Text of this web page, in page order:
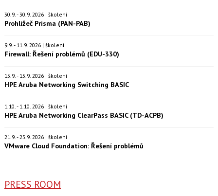
30.9. - 30.9. 2026 | školení
Prohlížeč Prisma (PAN-PAB)
9.9. - 11.9. 2026 | školení
Firewall: Řešení problémů (EDU-330)
15.9. - 15.9. 2026 | školení
HPE Aruba Networking Switching BASIC
1.10. - 1.10. 2026 | školení
HPE Aruba Networking ClearPass BASIC (TD-ACPB)
21.9. - 25.9. 2026 | školení
VMware Cloud Foundation: Řešení problémů
PRESS ROOM